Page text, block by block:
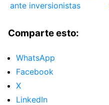
ante inversionistas
Comparte esto:
WhatsApp
Facebook
X
LinkedIn